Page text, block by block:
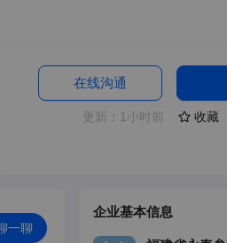
在线沟通
更新：1小时前 收藏
一聊
企业基本信息